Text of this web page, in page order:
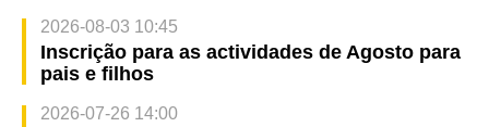
2026-08-03 10:45
Inscrição para as actividades de Agosto para
pais e filhos
2026-07-26 14:00